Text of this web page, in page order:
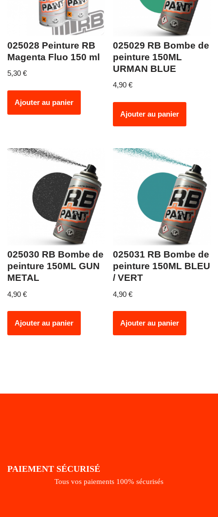
025028 Peinture RB
Magenta Fluo 150 ml
5,30 €
Ajouter au panier
025029 RB Bombe de
peinture 150ML
URMAN BLUE
4,90€
Ajouter au panier
025030 RB Bombe de
peinture 150ML GUN
METAL
4,90 €
Ajouter au panier
025031 RB Bombe de
peinture 150ML BLEU
/ VERT
4,90€
Ajouter au panier
PAIEMENT SÉCURISÉ
Tous vos paiements 100% sécurisés